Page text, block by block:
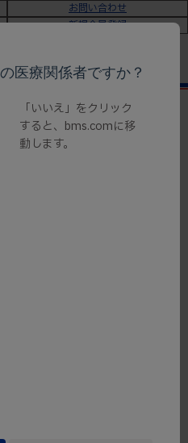
お問い合わせ
新規会員登録
付文書
医療関係者ですか？
「いいえ」をクリック
すると、bms.comに移
動します。